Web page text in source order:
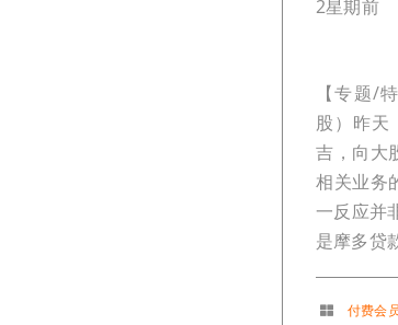
2星期前
【专题/
股）昨天
吉，向大
相关业务
一反应并
是摩多贷
付费会